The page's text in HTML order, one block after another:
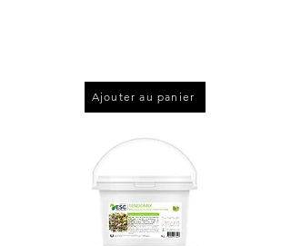
Ajouter au panier